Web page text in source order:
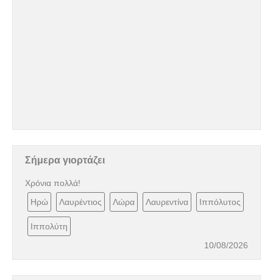
Σήμερα γιορτάζει
Χρόνια πολλά!
Ηρώ
Λαυρέντιος Λώρα Λαυρεντίνα Ιππόλυτος
Ιππολύτη
10/08/2026